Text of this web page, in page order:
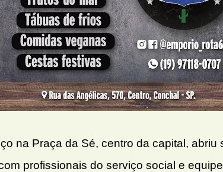
na Praça da Sé, centro da capital,
profissionais do serviço social e